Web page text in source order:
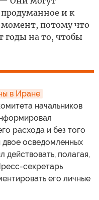
и к
потому что
годы на то, чтобы
в Иране
начальников
расхода и без того
осведомленных
полагая,
секретарь
его личные